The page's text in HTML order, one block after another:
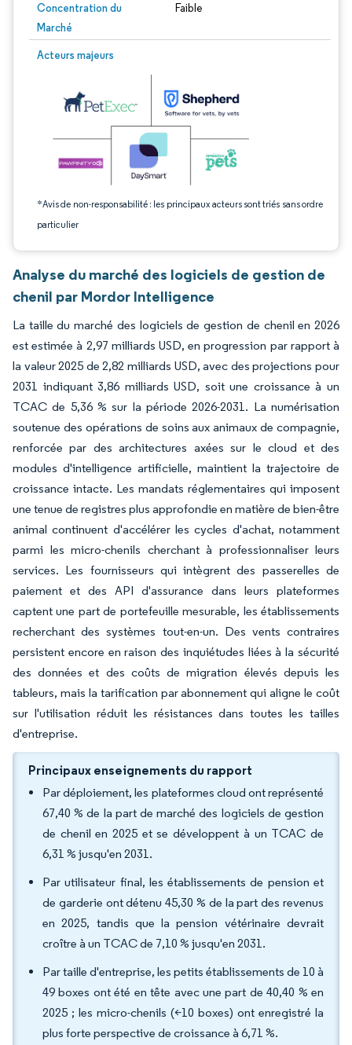
Concentration du
Marché
Faible
Acteurs majeurs
*Avis de non-responsabilité : les principaux acteurs sont triés sans ordre
particulier
Image © Mordor Intelligence. La réutilisation nécessite une attribution sous CC
Analyse du marché des logiciels de gestion de
chenil par Mordor Intelligence
La taille du marché des logiciels de gestion de chenil en 2026
est estimée à 2,97 milliards USD, en progression par rapport à
la valeur 2025 de 2,82 milliards USD, avec des projections pour
2031 indiquant 3,86 milliards USD, soit une croissance à un
TCAC de 5,36 % sur la période 2026-2031. La numérisation
soutenue des opérations de soins aux animaux de compagnie,
renforcée par des architectures axées sur le cloud et des
modules d'intelligence artificielle, maintient la trajectoire de
croissance intacte. Les mandats réglementaires qui imposent
une tenue de registres plus approfondie en matière de bien-être
animal continuent d'accélérer les cycles d'achat, notamment
parmi les micro-chenils cherchant à professionnaliser leurs
services. Les fournisseurs qui intègrent des passerelles de
paiement et des API d'assurance dans leurs plateformes
captent une part de portefeuille mesurable, les établissements
recherchant des systèmes tout-en-un. Des vents contraires
persistent encore en raison des inquiétudes liées à la sécurité
des données et des coûts de migration élevés depuis les
tableurs, mais la tarification par abonnement qui aligne le coût
sur l'utilisation réduit les résistances dans toutes les tailles
d'entreprise.
Principaux enseignements du rapport
Par déploiement, les plateformes cloud ont représenté
67,40 % de la part de marché des logiciels de gestion
de chenil en 2025 et se développent à un TCAC de
6,31 % jusqu'en 2031.
Par utilisateur final, les établissements de pension et
de garderie ont détenu 45,30 % de la part des revenus
en 2025, tandis que la pension vétérinaire devrait
croître à un TCAC de 7,10 % jusqu'en 2031.
Par taille d'entreprise, les petits établissements de 10 à
49 boxes ont été en tête avec une part de 40,40 % en
2025 ; les micro-chenils (<10 boxes) ont enregistré la
plus forte perspective de croissance à 6,71 %.